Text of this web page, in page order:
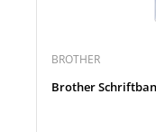
BROTHER
Brother